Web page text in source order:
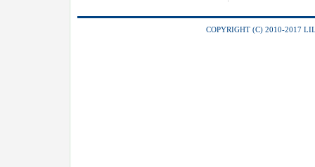
COPYRIGHT (C) 2010-2017